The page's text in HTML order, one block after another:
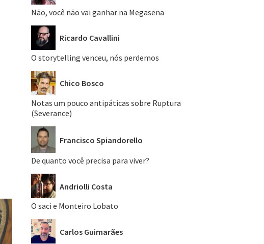
Não, você não vai ganhar na Megasena
Ricardo Cavallini
O storytelling venceu, nós perdemos
Chico Bosco
Notas um pouco antipáticas sobre Ruptura
(Severance)
Francisco Spiandorello
De quanto você precisa para viver?
Andriolli Costa
O saci e Monteiro Lobato
Carlos Guimarães